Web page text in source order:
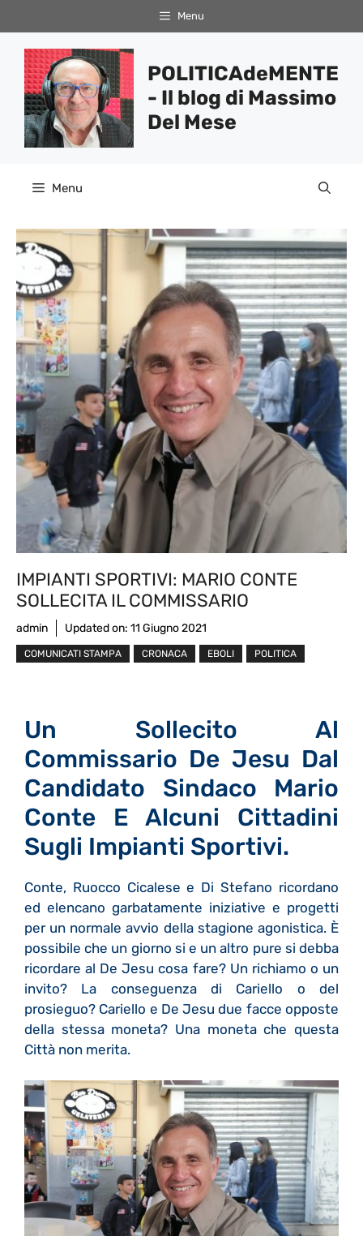
al
contenuto
Menu
POLITICAdeMENTE
- Il blog di Massimo
Del Mese
Menu
IMPIANTI SPORTIVI: MARIO CONTE
SOLLECITA IL COMMISSARIO
admin Updated on: 11 Giugno 2021
COMUNICATI STAMPA CRONACA EBOLI POLITICA
Un Sollecito Al
Commissario De Jesu Dal
Candidato Sindaco Mario
Conte E Alcuni Cittadini
Sugli Impianti Sportivi.
Conte, Ruocco Cicalese e Di Stefano ricordano
ed elencano garbatamente iniziative e progetti
per un normale avvio della stagione agonistica. È
possibile che un giorno si e un altro pure si debba
ricordare al De Jesu cosa fare? Un richiamo o un
invito? La conseguenza di Cariello o del
prosieguo? Cariello e De Jesu due facce opposte
della stessa moneta? Una moneta che questa
Città non merita.